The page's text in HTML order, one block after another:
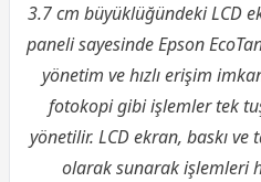
3.7 cm büyüklüğündeki LCD
paneli sayesinde Epson
yönetim ve hızlı erişim
fotokopi gibi işlemler tek
yönetilir. LCD ekran, baskı
olarak sunarak işlemleri